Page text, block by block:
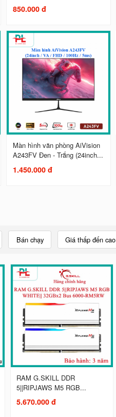
850.000 đ
Màn hình văn phòng AiVision
A243FV Đen - Trắng (24inch...
1.450.000 đ
Bán chạy Giá thấp đến cao
RAM G.SKILL DDR
5||RIPJAWS M5 RGB...
5.670.000 đ